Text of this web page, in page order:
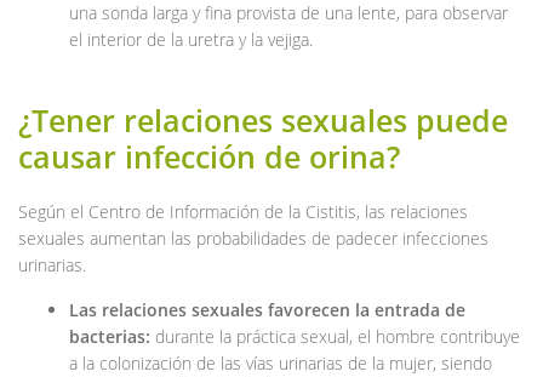
una sonda larga y fina provista de una lente, para observar
el interior de la uretra y la vejiga.
¿Tener relaciones sexuales puede
causar infección de orina?
Según el Centro de Información de la Cistitis, las relaciones
sexuales aumentan las probabilidades de padecer infecciones
urinarias.
Las relaciones sexuales favorecen la entrada de
bacterias: durante la práctica sexual, el hombre contribuye
a la colonización de las vías urinarias de la mujer, siendo